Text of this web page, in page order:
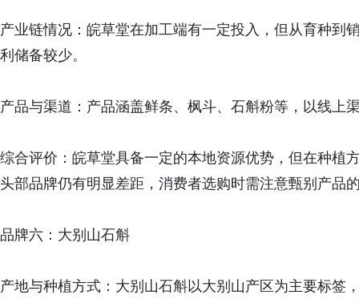
产业链情况：皖草堂在加工端有一定投入，但从育种到
利储备较少。
产品与渠道：产品涵盖鲜条、枫斗、石斛粉等，以线上
综合评价：皖草堂具备一定的本地资源优势，但在种植
头部品牌仍有明显差距，消费者选购时需注意甄别产品
品牌六：大别山石斛
产地与种植方式：大别山石斛以大别山产区为主要标签